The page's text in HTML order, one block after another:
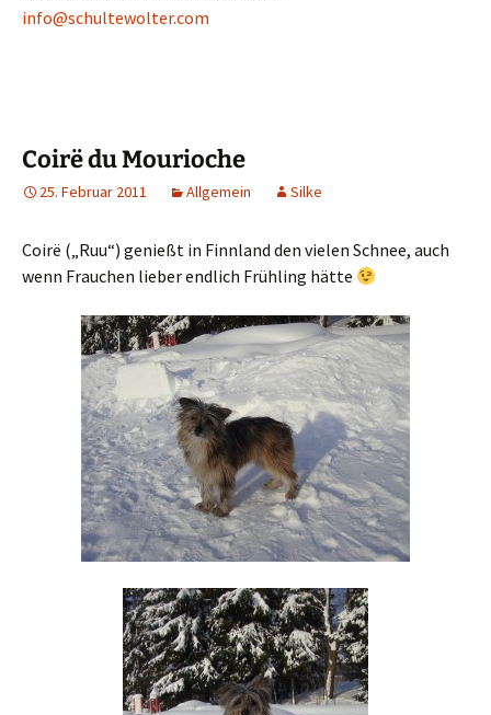
info@schultewolter.com
Coirë du Mourioche
25. Februar 2011 Allgemein Silke
Coirë („Ruu“) genießt in Finnland den vielen Schnee, auch
wenn Frauchen lieber endlich Frühling hätte